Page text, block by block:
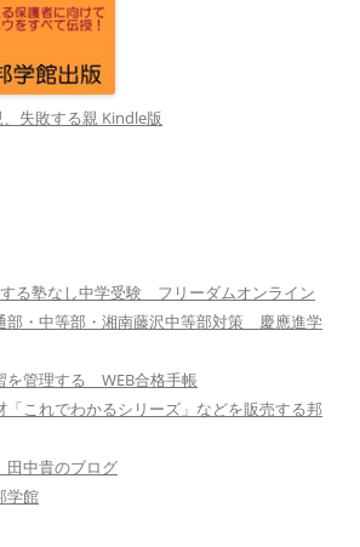
失敗する親 Kindle版
る塾なし中学受験 フリーダムオンライン
部・中等部・湘南藤沢中等部対策 慶應進学
を管理する WEB合格手帳
「これでわかるシリーズ」などを販売する邦
中貴のブログ
学館